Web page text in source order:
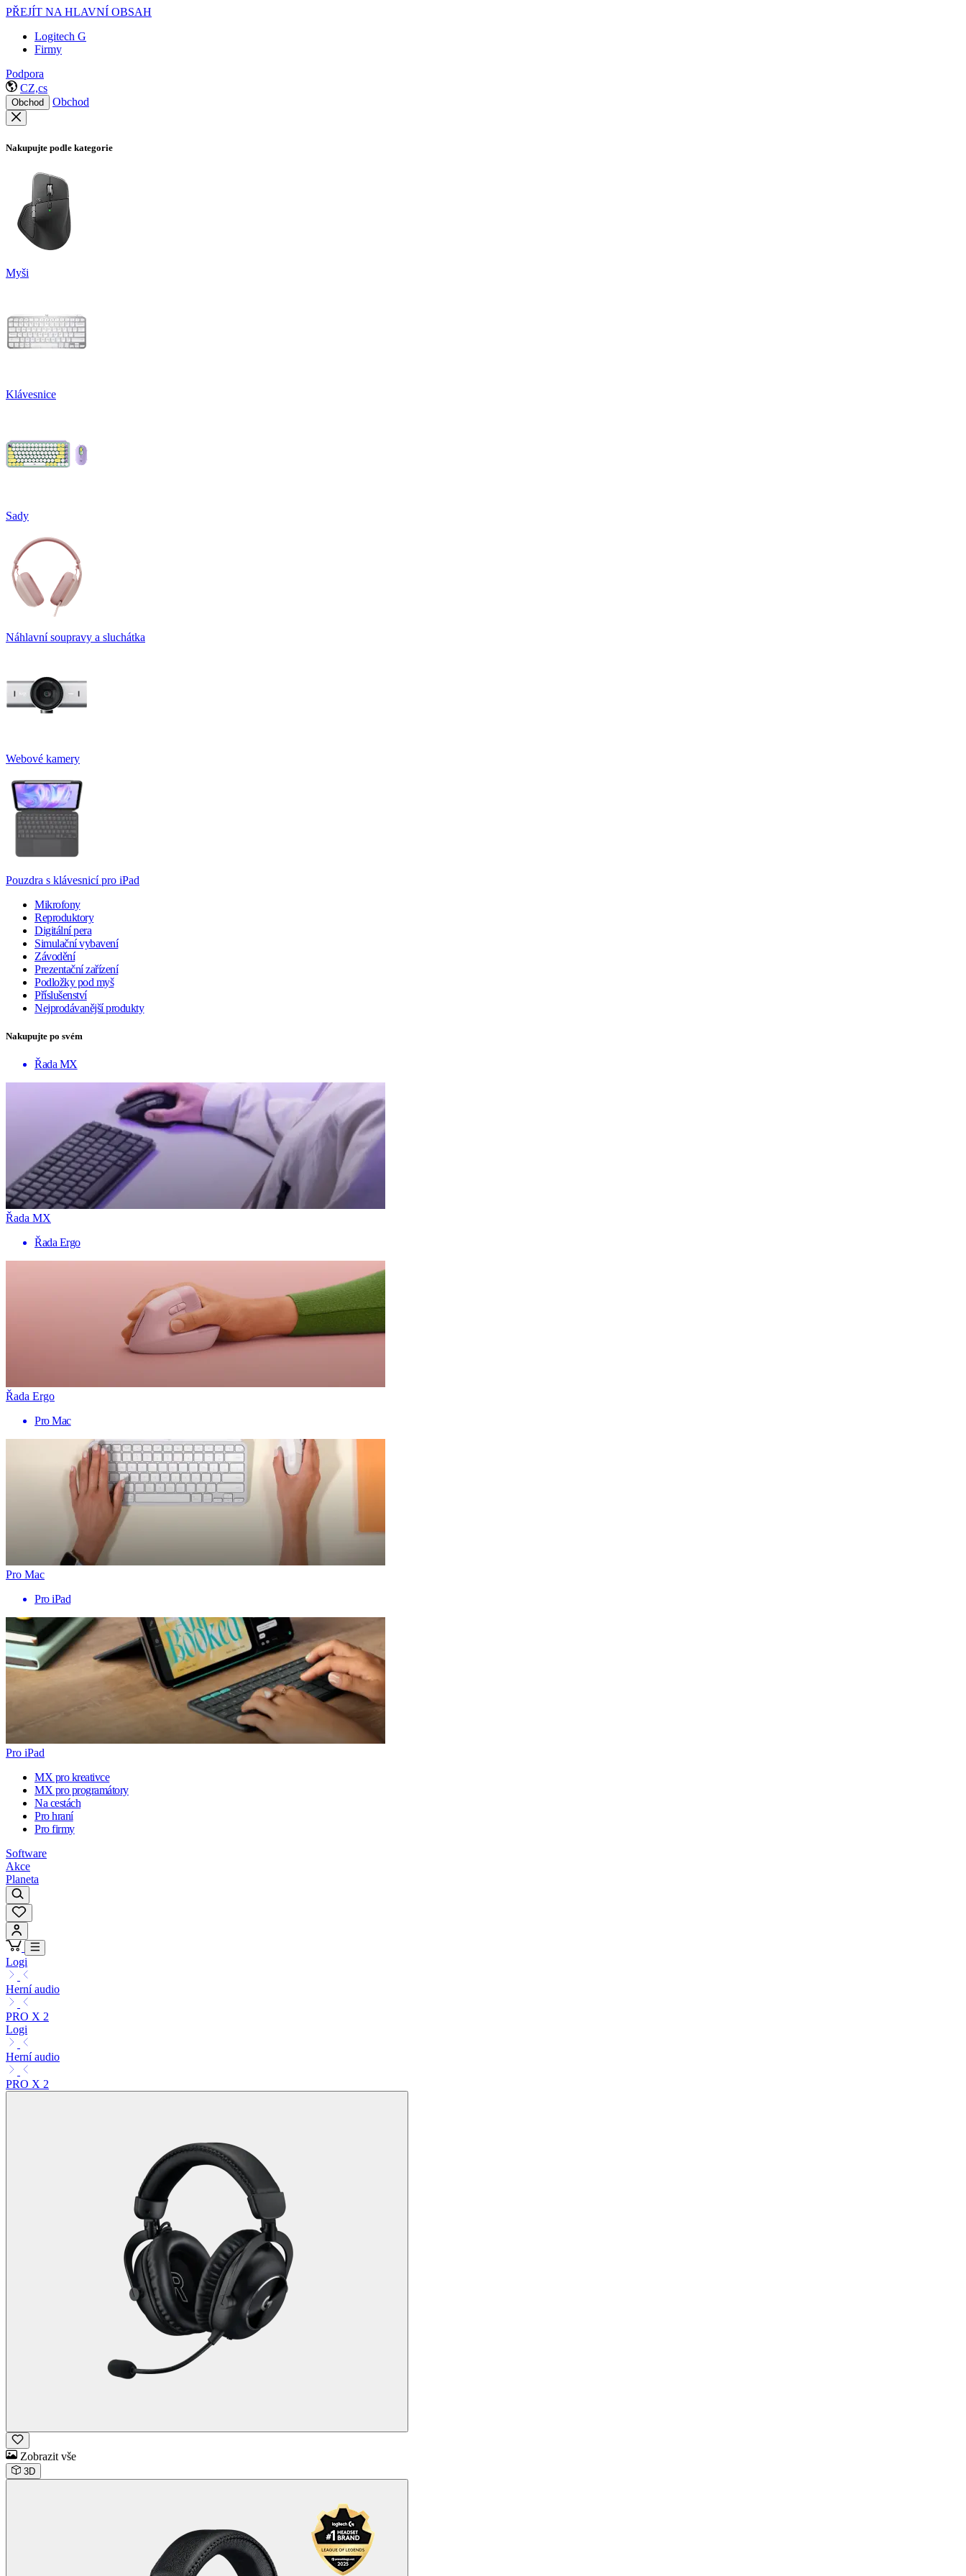
PŘEJÍT NA HLAVNÍ OBSAH
Logitech G
Firmy
Podpora
CZ,cs
Obchod Obchod
Nakupujte podle kategorie
Myši
Klávesnice
Sady
Náhlavní soupravy a sluchátka
Webové kamery
Pouzdra s klávesnicí pro iPad
Mikrofony
Reproduktory
Digitální pera
Simulační vybavení
Závodění
Prezentační zařízení
Podložky pod myš
Příslušenství
Nejprodávanější produkty
Nakupujte po svém
Řada MX
Řada MX
Řada Ergo
Řada Ergo
Pro Mac
Pro Mac
Pro iPad
Pro iPad
MX pro kreativce
MX pro programátory
Na cestách
Pro hraní
Pro firmy
Software
Akce
Planeta
Logi
Herní audio
PRO X 2
Logi
Herní audio
PRO X 2
Zobrazit vše
3D